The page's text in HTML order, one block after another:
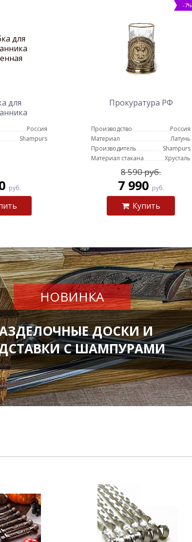
для
Россия
Shampurs
руб.
-7%
Прокуратура РФ
Производство
Россия
Материал
Латунь
Производитель
Shampurs
Материал стакана
Хрусталь
8 590 руб.
7 990 руб.
Купить
НОВИНКА
ДОСКИ И
С ШАМПУРАМИ